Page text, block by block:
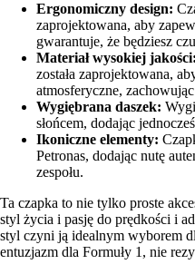
Ergonomiczny design:
zaprojektowana, aby
gwarantuje, że będziesz
Materiał wysokiej jakości:
została zaprojektowana,
atmosferyczne,
Wygiębrana daszek:
słońcem, dodając
Ikoniczne elementy:
Petronas, dodając nutę
zespołu.
Ta czapka to nie tylko proste
styl życia i pasję do prędkości i
styl czyni ją idealnym wyborem
entuzjazm dla Formuły 1, nie